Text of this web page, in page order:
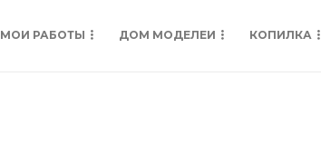
МОИ РАБОТЫ ДОМ МОДЕЛЕИ КОПИЛКА